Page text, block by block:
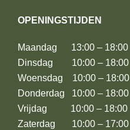
OPENINGSTIJDEN
Maandag 13:00 – 18:00
Dinsdag 10:00 – 18:00
Woensdag 10:00 – 18:00
Donderdag 10:00 – 18:00
Vrijdag 10:00 – 18:00
Zaterdag 10:00 – 17:00